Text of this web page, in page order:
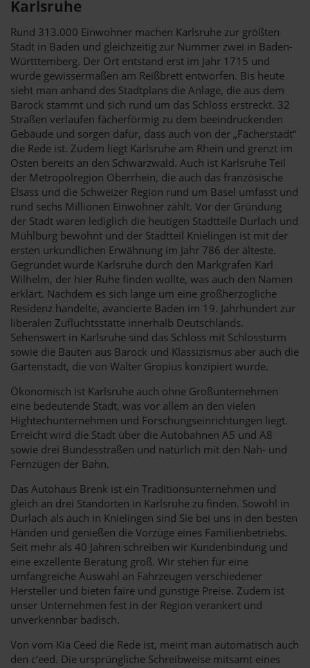
Karlsruhe
Rund 313.000 Einwohner machen Karlsruhe zur größten
Stadt in Baden und gleichzeitig zur Nummer zwei in Baden-
Württtemberg. Der Ort entstand erst im Jahr 1715 und
wurde gewissermaßen am Reißbrett entworfen. Bis heute
sieht man anhand des Stadtplans die Anlage, die aus dem
Barock stammt und sich rund um das Schloss erstreckt. 32
Straßen verlaufen fächerförmig zu dem beeindruckenden
Gebäude und sorgen dafür, dass auch von der „Fächerstadt“
die Rede ist. Zudem liegt Karlsruhe am Rhein und grenzt im
Osten bereits an den Schwarzwald. Auch ist Karlsruhe Teil
der Metropolregion Oberrhein, die auch das französische
Elsass und die Schweizer Region rund um Basel umfasst und
rund sechs Millionen Einwohner zählt. Vor der Gründung
der Stadt waren lediglich die heutigen Stadtteile Durlach und
Mühlburg bewohnt und der Stadtteil Knielingen ist mit der
ersten urkundlichen Erwähnung im Jahr 786 der älteste.
Gegründet wurde Karlsruhe durch den Markgrafen Karl
Wilhelm, der hier Ruhe finden wollte, was auch den Namen
erklärt. Nachdem es sich lange um eine großherzogliche
Residenz handelte, avancierte Baden im 19. Jahrhundert zur
liberalen Zufluchtsstätte innerhalb Deutschlands.
Sehenswert in Karlsruhe sind das Schloss mit Schlossturm
sowie die Bauten aus Barock und Klassizismus aber auch die
Gartenstadt, die von Walter Gropius konzipiert wurde.
Ökonomisch ist Karlsruhe auch ohne Großunternehmen
eine bedeutende Stadt, was vor allem an den vielen
Hightechunternehmen und Forschungseinrichtungen liegt.
Erreicht wird die Stadt über die Autobahnen A5 und A8
sowie drei Bundesstraßen und natürlich mit den Nah- und
Fernzügen der Bahn.
Das Autohaus Brenk ist ein Traditionsunternehmen und
gleich an drei Standorten in Karlsruhe zu finden. Sowohl in
Durlach als auch in Knielingen sind Sie bei uns in den besten
Händen und genießen die Vorzüge eines Familienbetriebs.
Seit mehr als 40 Jahren schreiben wir Kundenbindung und
eine exzellente Beratung groß. Wir stehen für eine
umfangreiche Auswahl an Fahrzeugen verschiedener
Hersteller und bieten faire und günstige Preise. Zudem ist
unser Unternehmen fest in der Region verankert und
unverkennbar badisch.
Von vom Kia Ceed die Rede ist, meint man automatisch auch
den c‘eed. Die ursprüngliche Schreibweise mitsamt eines